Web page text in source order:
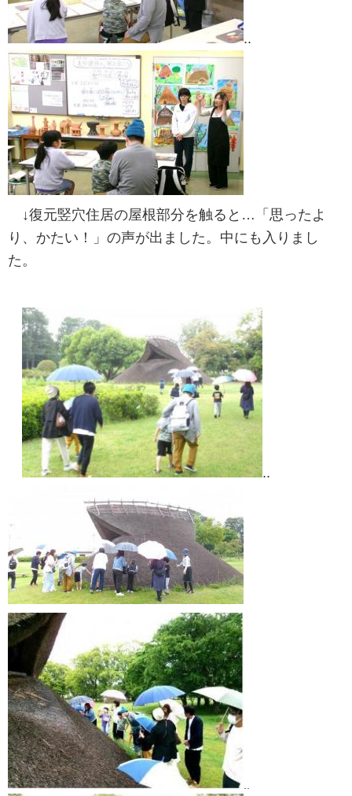
..
↓復元竪穴住居の屋根部分を触ると…「思ったよ
り、かたい！」の声が出ました。中にも入りまし
た。
..